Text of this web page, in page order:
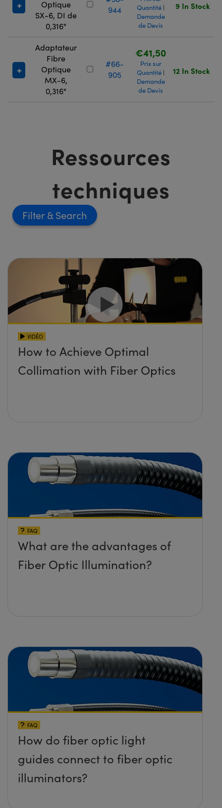
Optique
SX-6, DI de
0,316"
944
Quantité |
Demande
de Devis
9 In Stock
Adaptateur
Fibre
Optique
MX-6,
0,316"
#66-
905
€41,50
Prix sur
Quantité |
Demande
de Devis
12 In Stock
Ressources
techniques
Filter
VIDÉO
How to Achieve Optimal
Collimation with Fiber Optics
FAQ
What are the advantages of
Fiber Optic Illumination?
FAQ
How do fiber optic light
guides connect to fiber optic
illuminators?